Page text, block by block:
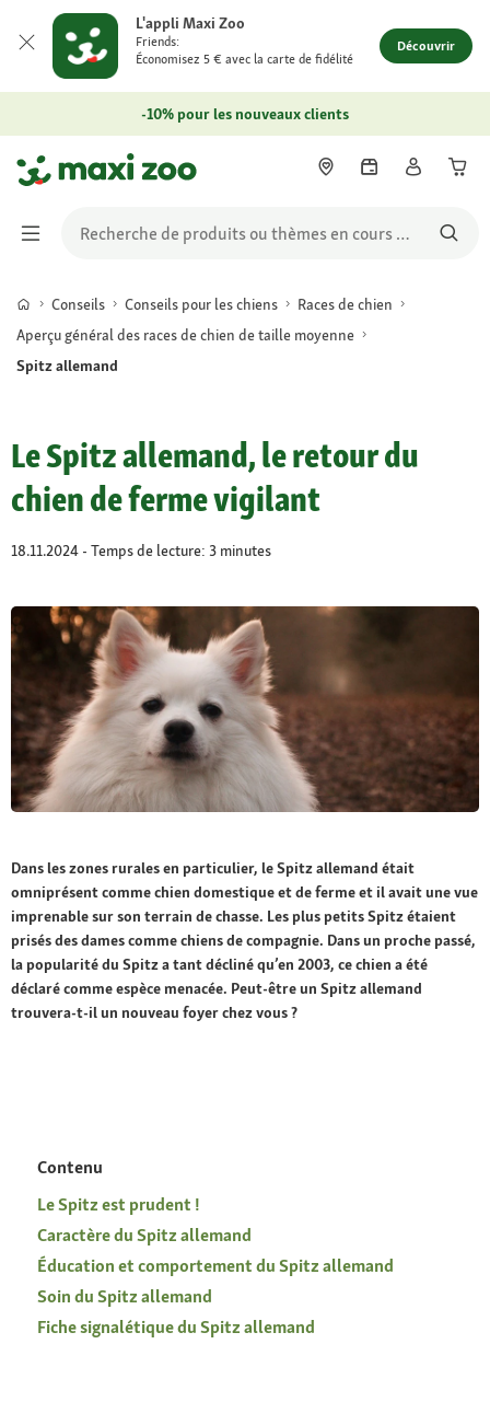
L'appli Maxi Zoo
Friends:
Économisez 5 € avec la carte de fidélité
Découvrir
-10% pour les nouveaux clients
Conseils Conseils pour les chiens
Races de chien
Aperçu général des races de chien de taille moyenne
Spitz allemand
Le Spitz allemand, le retour du
chien de ferme vigilant
18.11.2024 - Temps de lecture: 3 minutes
Dans les zones rurales en particulier, le Spitz allemand était
omniprésent comme chien domestique et de ferme et il avait une vue
imprenable sur son terrain de chasse. Les plus petits Spitz étaient
prisés des dames comme chiens de compagnie. Dans un proche passé,
la popularité du Spitz a tant décliné qu’en 2003, ce chien a été
déclaré comme espèce menacée. Peut-être un Spitz allemand
trouvera-t-il un nouveau foyer chez vous ?
Contenu
Le Spitz est prudent !
Caractère du Spitz allemand
Éducation et comportement du Spitz allemand
Soin du Spitz allemand
Fiche signalétique du Spitz allemand